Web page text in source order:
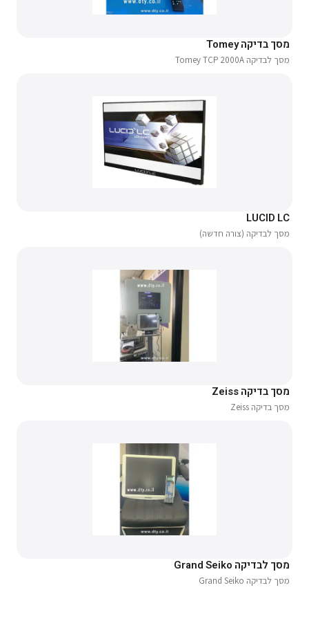
מסך בדיקה Tomey
מסך לבדיקה Tomey TCP 2000A
LUCID LC
מסך לבדיקה (צורה חדשה)
מסך בדיקה Zeiss
מסך בדיקה Zeiss
מסך לבדיקה Grand Seiko
מסך לבדיקה Grand Seiko